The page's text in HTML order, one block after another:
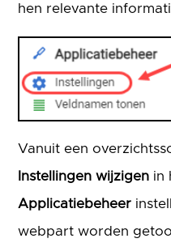
hen relevante
Vanuit een
Instellingen wijzigen in
Applicatiebeheer
webpart worden